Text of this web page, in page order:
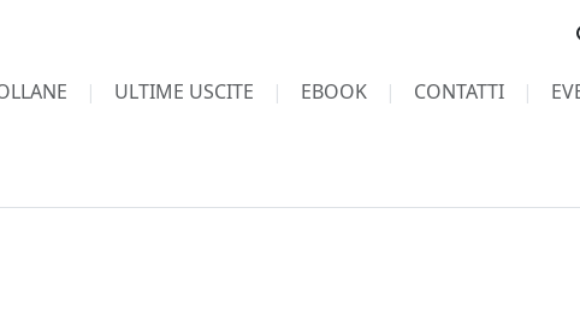
ULTIME USCITE EBOOK CONTATTI